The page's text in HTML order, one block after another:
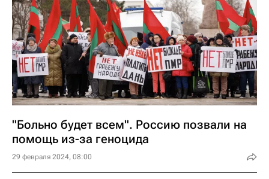
"Больно будет всем". Россию позвали на
помощь из-за геноцида
29 февраля 2024, 08:00